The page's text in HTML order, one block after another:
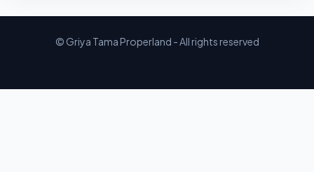
© Griya Tama Properland - All rights reserved